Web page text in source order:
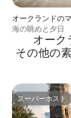
オークランドの
海の眺めと夕日
オーク
そ⁠の⁠他⁠の
スーパーホスト
スーパーホスト